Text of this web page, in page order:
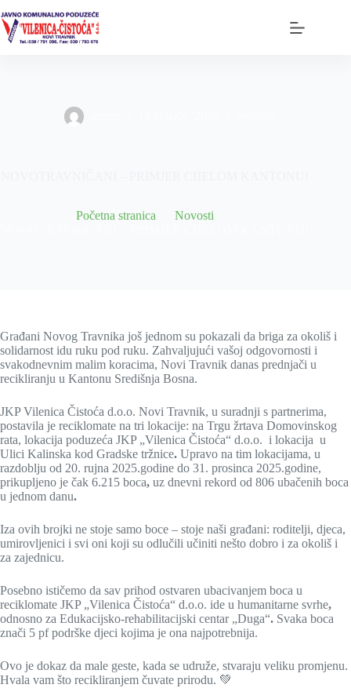
na
sadržaj
Početna stranica
Novosti
Građani Novog Travnika još jednom su pokazali da briga za okoliš i
solidarnost idu ruku pod ruku. Zahvaljujući vašoj odgovornosti i
svakodnevnim malim koracima, Novi Travnik danas prednjači u
recikliranju u Kantonu Središnja Bosna.
JKP Vilenica Čistoća d.o.o. Novi Travnik, u suradnji s partnerima,
postavila je reciklomate na tri lokacije: na Trgu žrtava Domovinskog
rata, lokacija poduzeća JKP „Vilenica Čistoća“ d.o.o. i lokacija u
Ulici Kalinska kod Gradske tržnice. Upravo na tim lokacijama, u
razdoblju od 20. rujna 2025.godine do 31. prosinca 2025.godine,
prikupljeno je čak 6.215 boca, uz dnevni rekord od 806 ubačenih boca
u jednom danu.
Iza ovih brojki ne stoje samo boce – stoje naši građani: roditelji, djeca,
umirovljenici i svi oni koji su odlučili učiniti nešto dobro i za okoliš i
za zajednicu.
Posebno ističemo da sav prihod ostvaren ubacivanjem boca u
reciklomate JKP „Vilenica Čistoća“ d.o.o. ide u humanitarne svrhe,
odnosno za Edukacijsko-rehabilitacijski centar „Duga“. Svaka boca
znači 5 pf podrške djeci kojima je ona najpotrebnija.
Ovo je dokaz da male geste, kada se udruže, stvaraju veliku promjenu.
Hvala vam što recikliranjem čuvate prirodu. 💚